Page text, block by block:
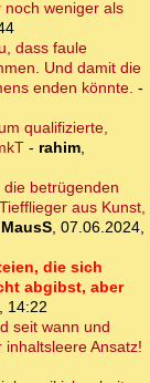
noch weniger als
dass faule
Und damit die
enden könnte. -
qualifizierte,
- rahim,
betrügenden
aus Kunst,
MausS, 07.06.2024,
die sich
abgibst, aber
14:22
seit wann und
Ansatz!